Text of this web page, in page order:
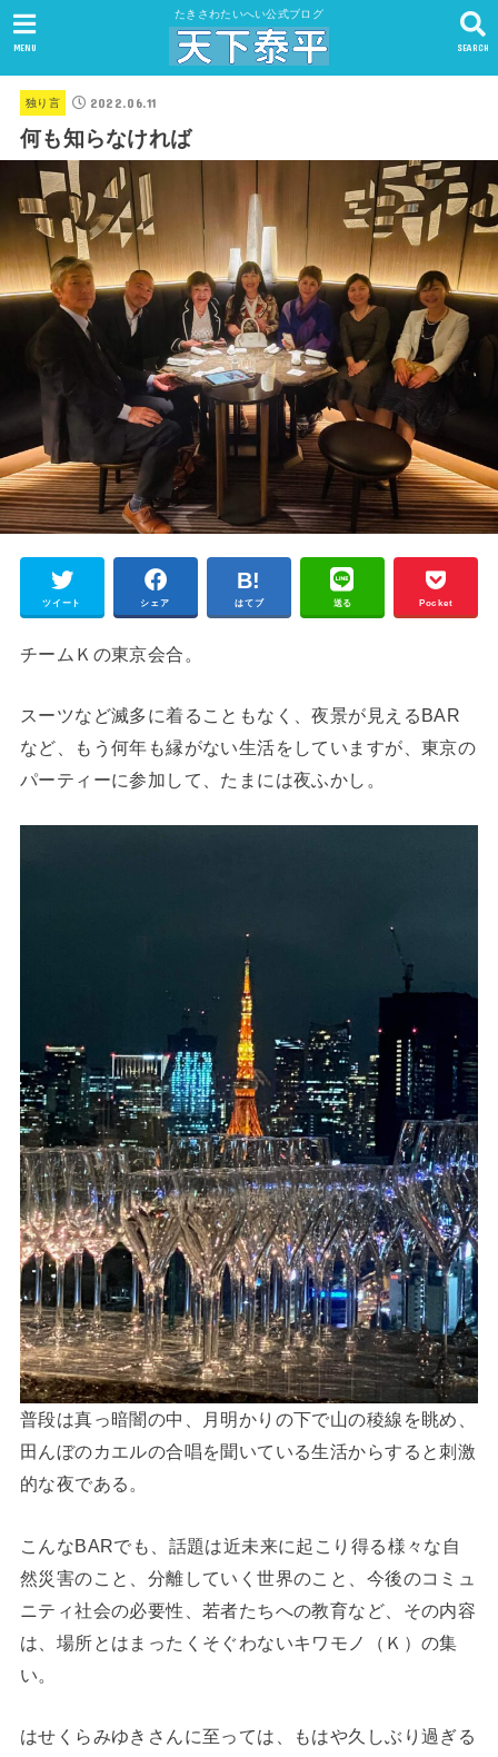
たきさわたいへい公式ブログ
SEARCH
MENU
独り言 2022.06.11
何も知らなければ
ツイート シェア はてブ 送る Pocket
チームＫの東京会合。
スーツなど滅多に着ることもなく、夜景が見えるBAR
など、もう何年も縁がない生活をしていますが、東京の
パーティーに参加して、たまには夜ふかし。
普段は真っ暗闇の中、月明かりの下で山の稜線を眺め、
田んぼのカエルの合唱を聞いている生活からすると刺激
的な夜である。
こんなBARでも、話題は近未来に起こり得る様々な自
然災害のこと、分離していく世界のこと、今後のコミュ
ニティ社会の必要性、若者たちへの教育など、その内容
は、場所とはまったくそぐわないキワモノ（Ｋ）の集
い。
はせくらみゆきさんに至っては、もはや久しぶり過ぎる